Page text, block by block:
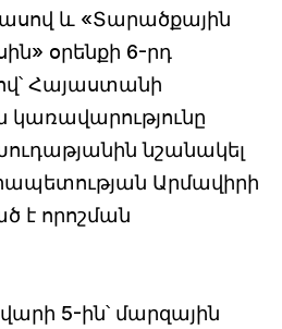
և «Տարածքային
օրենքի 6-րդ
Հայաստանի
նշանակել
Արմավիրի
է որոշման
5-ին՝ մարզային